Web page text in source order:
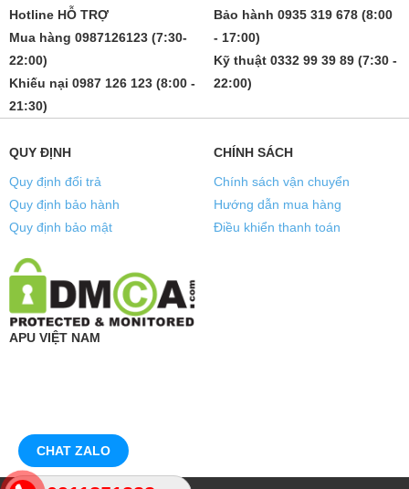
Hotline HỖ TRỢ
Mua hàng 0987126123 (7:30-
22:00)
Khiếu nại 0987 126 123 (8:00 -
21:30)
Bảo hành 0935 319 678 (8:00
- 17:00)
Kỹ thuật 0332 99 39 89 (7:30 -
22:00)
QUY ĐỊNH
Quy định đổi trả
Quy định bảo hành
Quy định bảo mật
CHÍNH SÁCH
Chính sách vận chuyển
Hướng dẫn mua hàng
Điều khiển thanh toán
APU VIỆT NAM
CHAT ZALO